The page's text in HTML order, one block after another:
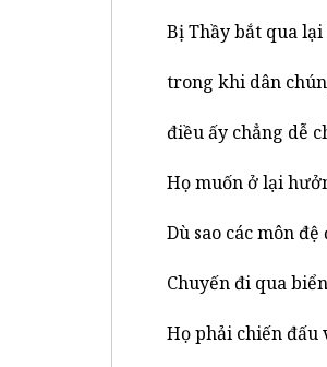
Bị Thầy bắt qua
trong khi dân
điều ấy chẳng dễ
Họ muốn ở lại
Dù sao các môn
Chuyến đi qua
Họ phải chiến đấu